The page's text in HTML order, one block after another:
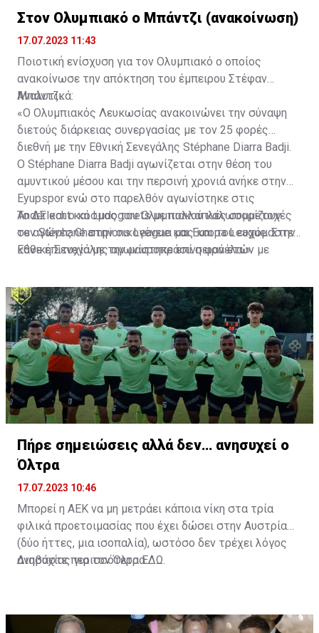
Στον Ολυμπιακό ο Μπάντζι (ανακοίνωση)
17.07.2023 11:43
Ποιοτική ενίσχυση για τον Ολυμπιακό ο οποίος
ανακοίνωσε την απόκτηση του έμπειρου Στέφαν
Μπάντζι.
Αναλυτικά:
«Ο Ολυμπιακός Λευκωσίας ανακοινώνει την σύναψη
διετούς διάρκειας συνεργασίας με τον 25 φορές
διεθνή με την Εθνική Σενεγάλης Stéphane Diarra Badji.
Ο Stéphane Diarra Badji αγωνίζεται στην θέση του
αμυντικού μέσου και την περσινή χρονιά ανήκε στην
Eyupspor ενώ στο παρελθόν αγωνίστηκε στις
Anderlecht και Ludogorets με πολλαπλές συμμετοχές
σε αγώνες Champions League και Europa League. Στην
Εθνική Σενεγάλης αγωνίστηκε επί σειρά ετών με
Cheikhou Kouyate, Papiss Cisse. Χαρακτηρίζεται από
εξαιρετικά αθλητικά προσόντα, τάκλιν ακριβείας και
άριστη τοποθέτηση σε όλο τον χώρο του κέντρου.
Το ΔΣ και ο κόσμος του Ολυμπιακού καλωσορίζουν
τον Stéphane στην οικογένεια μας και του ευχόμαστε
κάθε επιτυχία με την μαυροπράσινη φανέλα.»
Πήρε σημειώσεις αλλά δεν… ανησυχεί ο
Όλτρα
17.07.2023 10:46
Μπορεί η ΑΕΚ να μη μετράει κάποια νίκη στα τρία
φιλικά προετοιμασίας που έχει δώσει στην Αυστρία
(δύο ήττες, μια ισοπαλία), ωστόσο δεν τρέχει λόγος
ανησυχίας για τον Όλτρα.
Διαβάστε περισσότεραΕΔΩ.